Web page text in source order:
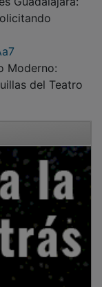
del Teatro